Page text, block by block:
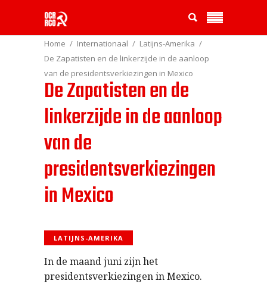
Home Internationaal
Latijns-Amerika
De Zapatisten en de linkerzijde in de aanloop
van de presidentsverkiezingen in Mexico
De Zapatisten en de
linkerzijde in de aanloop
van de
presidentsverkiezingen
in Mexico
LATIJNS-AMERIKA
In de maand juni zijn het
presidentsverkiezingen in Mexico.